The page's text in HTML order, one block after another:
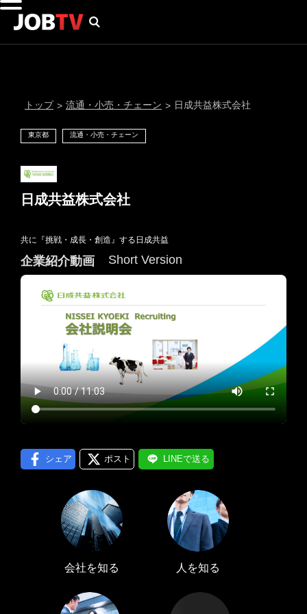
通知設定
LINE通知
トップ > 流通・小売・チェーン > 日成共益株式会社
東京都 流通・小売・チェーン
日成共益株式会社
共に『挑戦・成長・創造』する日成共益
企業紹介動画 Short Version
シェア ポスト LINEで送る
会社を知る 人を知る
にはプロフィール画像のアップロードが必要です
プロフィール編集する
会員登録する
ログインする ＞